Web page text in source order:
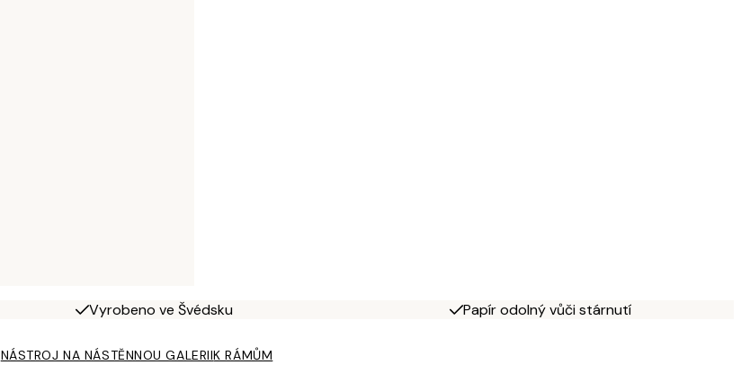
Vyrobeno ve Švédsku Papír odolný vůči stárnutí
NÁSTROJ NA NÁSTĚNNOU GALERIIK RÁMŮM